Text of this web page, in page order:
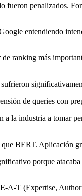
fueron penalizados.
entendiendo
ranking más
de queries con
la industria a tomar
BERT. Aplicación
porque
A-T (Expertise,